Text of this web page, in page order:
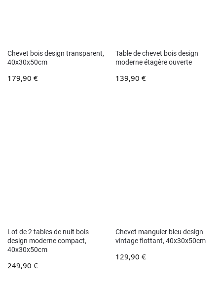
Chevet bois design transparent,
40x30x50cm
179,90 €
Table de chevet bois design
moderne étagère ouverte
139,90 €
Lot de 2 tables de nuit bois
design moderne compact,
40x30x50cm
249,90 €
Chevet manguier bleu design
vintage flottant, 40x30x50cm
129,90 €